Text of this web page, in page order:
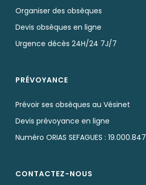
Organiser des obsèques
Devis obsèques en ligne
Urgence décès 24H/24 7J/7
PRÉVOYANCE
Prévoir ses obsèques au Vésinet
Devis prévoyance en ligne
Numéro ORIAS SEFAGUES : 19.000.847
CONTACTEZ-NOUS